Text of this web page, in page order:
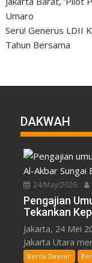
Umaro
Seru! Generus LDII
Tahun Bersama
DAKWAH
24/May/2026
Pengajian
Tekankan
Jakarta, 24 Mei
Jakarta Utara
Berita Daerah